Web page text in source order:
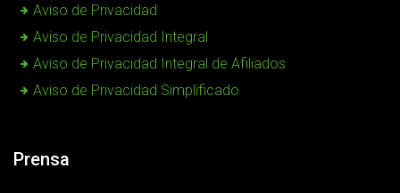
Aviso de Privacidad
Aviso de Privacidad Integral
Aviso de Privacidad Integral de Afiliados
Aviso de Privacidad Simplificado
Prensa